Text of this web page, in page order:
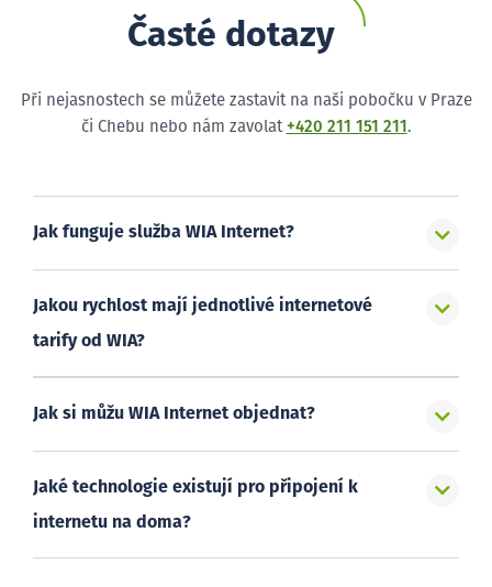
Časté dotazy
Při nejasnostech se můžete zastavit na naši pobočku v Praze
či Chebu nebo nám zavolat +420 211 151 211 .
Jak funguje služba WIA Internet?
Jakou rychlost mají jednotlivé internetové
tarify od WIA?
Jak si můžu WIA Internet objednat?
Jaké technologie existují pro připojení k
internetu na doma?